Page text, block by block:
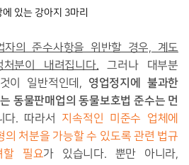
에 있는 강아지 3마리
의 준수사항을 위반할 경우, 계도
분이 내려집니다. 그러나 대부분
이 일반적인데, 영업정지에 불과한
동물판매업의 동물보호법 준수는 먼
다. 따라서 지속적인 미준수 업체에
의 처분을 가능할 수 있도록관련 법규
할 필요가 있습니다. 뿐만 아니라,